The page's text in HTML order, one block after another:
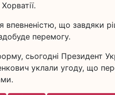
впевненістю, що завдяки
перемогу.
сьогодні Президент
уклали угоду, що